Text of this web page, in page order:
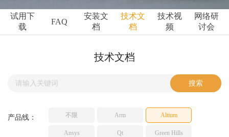
Ansys
Perforce
TESSY
亿道动态
市场活动
技术文档
网络研讨会
试用下
载
FAQ
安装文
档
技术文
档
技术视
频
网络研
讨会
技术文档
产品线： 不限 Arm Altium
Ansys Qt Green Hills